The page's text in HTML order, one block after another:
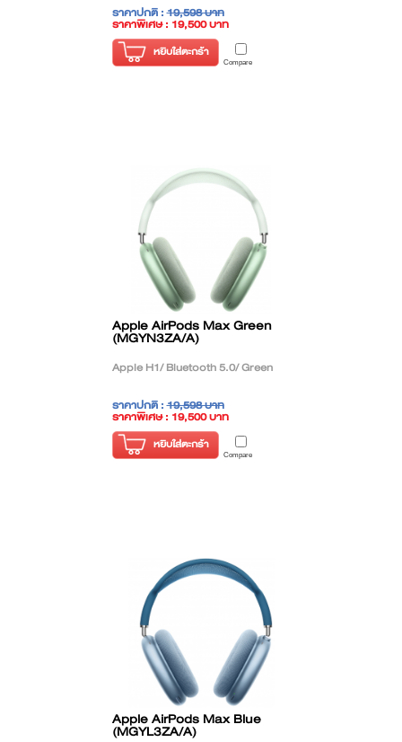
ราคาปกติ :19,598 บาท
ราคาพิเศษ : 19,500 บาท
( ราคาไม่รวมภาษี )
หยิบใส่ตะกร้า
Compare
Apple AirPods Max Green
(MGYN3ZA/A)
Apple H1/ Bluetooth 5.0/ Green
ราคาปกติ :19,598 บาท
ราคาพิเศษ : 19,500 บาท
( ราคาไม่รวมภาษี )
หยิบใส่ตะกร้า
Compare
Apple AirPods Max Blue
(MGYL3ZA/A)